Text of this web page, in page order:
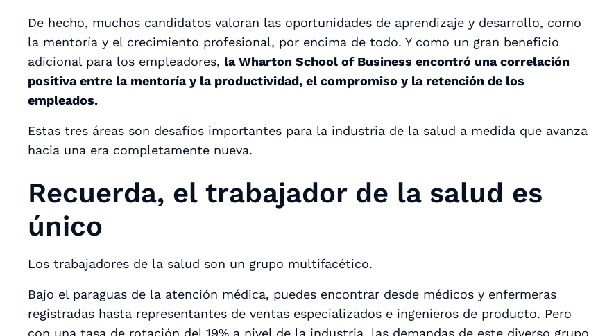
De hecho, muchos candidatos valoran las oportunidades de aprendizaje y desarrollo, como
la mentoría y el crecimiento profesional, por encima de todo. Y como un gran beneficio
adicional para los empleadores, laWharton School of Business encontró una correlación
positiva entre la mentoría y la productividad, el compromiso y la retención de los
empleados.
Estas tres áreas son desafíos importantes para la industria de la salud a medida que avanza
hacia una era completamente nueva.
Recuerda, el trabajador de la salud es
único
Los trabajadores de la salud son un grupo multifacético.
Bajo el paraguas de la atención médica, puedes encontrar desde médicos y enfermeras
registradas hasta representantes de ventas especializados e ingenieros de producto. Pero
con una tasa de rotación del 19% a nivel de la industria, las demandas de este diverso grupo